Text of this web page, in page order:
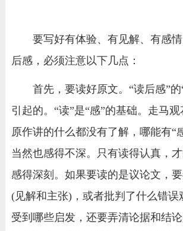
要写好有体验、有见解、有感
后感，必须注意以下几点：
首先，要读好原文。“读后感”的
引起的。“读”是“感”的基础。走马
原作讲的什么都没有了解，哪能有“
当然也感得不深。只有读得认真，
感得深刻。如果要读的是议论文，
(见解和主张)，或者批判了什么错误
受到哪些启发，还要弄清论据和结